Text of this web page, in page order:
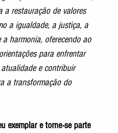
a restauração de valores
a igualdade, a justiça, a
a harmonia, oferecendo ao
para enfrentar
e contribuir
a transformação do
exemplar e torne-se parte